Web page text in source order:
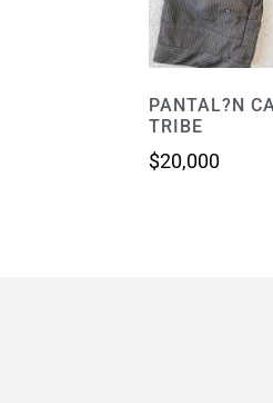
PANTAL?N
TRIBE
$20,000